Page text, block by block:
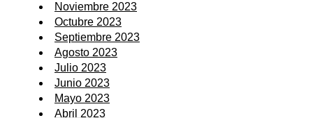
Noviembre 2023
Octubre 2023
Septiembre 2023
Agosto 2023
Julio 2023
Junio 2023
Mayo 2023
Abril 2023